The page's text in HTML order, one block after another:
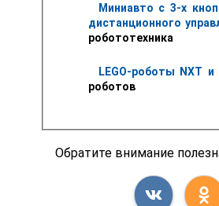
Миниавто с 3-х
дистанционного
робототехника
LEGO-роботы NXT и
роботов
Обратите внимание